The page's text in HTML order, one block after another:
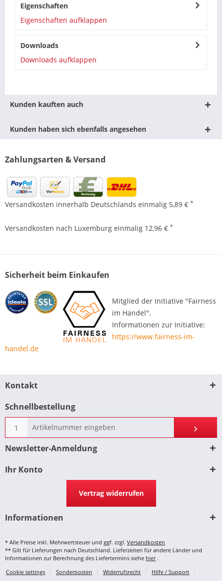
Eigenschaften
Eigenschaften aufklappen
Downloads
Downloads aufklappen
Kunden kauften auch
Kunden haben sich ebenfalls angesehen
Zahlungsarten & Versand
Versandkosten innerhalb Deutschlands einmalig 5,89 € *
Versandkosten nach Luxemburg einmalig 12,96 € *
Sicherheit beim Einkaufen
Mitglied der Initiative "Fairness
im Handel".
Informationen zur Initiative:
https://www.fairness-im-
handel.de
Kontakt
Schnellbestellung
Newsletter-Anmeldung
Ihr Konto
Vertrag widerrufen
Informationen
* Alle Preise inkl. Mehrwertsteuer und ggf. zzgl. Versandkosten
** Gilt für Lieferungen nach Deutschland. Lieferzeiten für andere Länder und
Informationen zur Berechnung des Liefertermins siehe hier.
Cookie settings
Sonderposten Widerrufsrecht
Hilfe / Support